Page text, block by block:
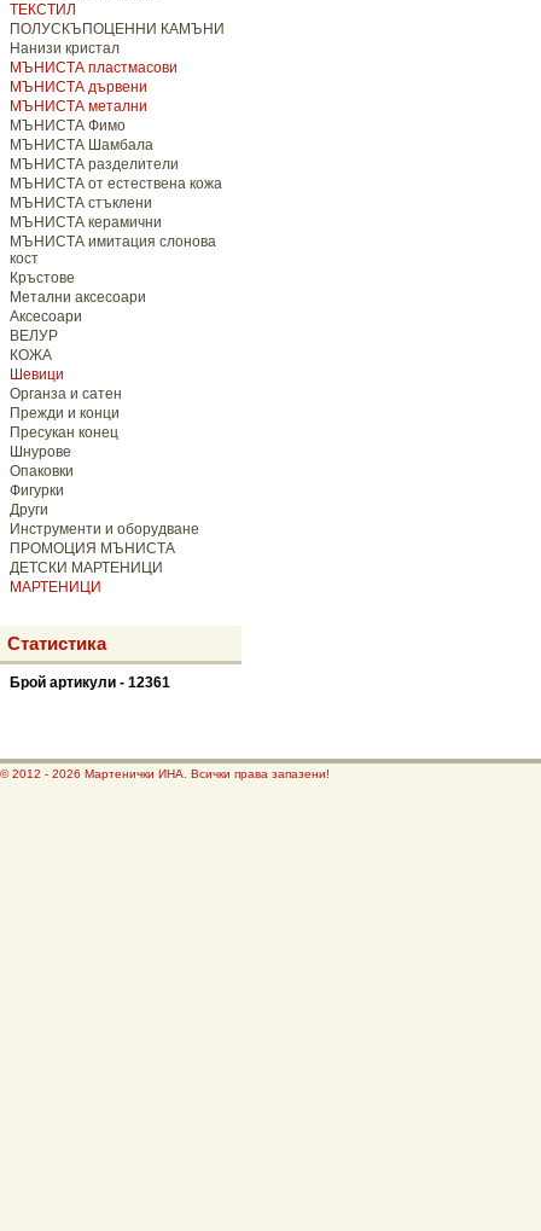
ТЕКСТИЛ
ПОЛУСКЪПОЦЕННИ КАМЪНИ
Нанизи кристал
МЪНИСТА пластмасови
МЪНИСТА дървени
МЪНИСТА метални
МЪНИСТА Фимо
МЪНИСТА Шамбала
МЪНИСТА разделители
МЪНИСТА от естествена кожа
МЪНИСТА стъклени
МЪНИСТА керамични
МЪНИСТА имитация слонова
кост
Кръстове
Метални аксесоари
Аксесоари
ВЕЛУР
КОЖА
Шевици
Органза и сатен
Прежди и конци
Пресукан конец
Шнурове
Опаковки
Фигурки
Други
Инструменти и оборудване
ПРОМОЦИЯ МЪНИСТА
ДЕТСКИ МАРТЕНИЦИ
МАРТЕНИЦИ
Статистика
Брой артикули - 12361
© 2012 - 2026 Мартенички ИНА. Всички права запазени!